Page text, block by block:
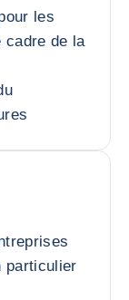
les
cadre de la
particulier